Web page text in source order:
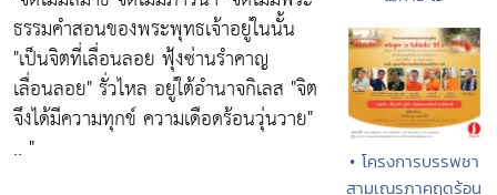
ธรรมคำสอนของพระพุทธเจ้าอยู่ในนั้น
"เป็นจิตที่เลื่อนลอย ฟุ้งซ่านรำคาญ
เลื่อนลอย"รั่วไหล อยู่ใต้อำนาจกิเลส "จิต
จึงได้มีความทุกข์ ความเดือดร้อนวุ่นวาย"
.. "
• โครงการบรรพชา
สามเณรภาคฤดูร้อน